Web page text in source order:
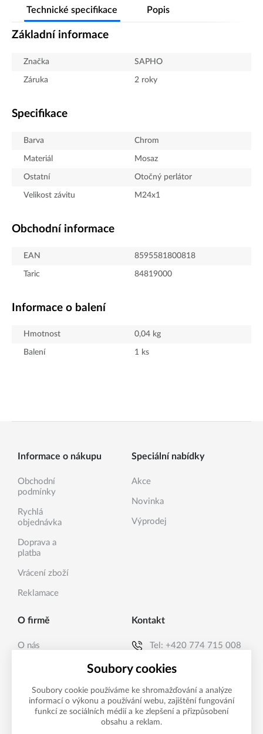
Technické specifikace Popis
Základní informace
Značka SAPHO
Záruka 2 roky
Specifikace
Barva Chrom
Materiál Mosaz
Ostatní Otočný perlátor
Velikost závitu M24x1
Obchodní informace
EAN 8595581800818
Taric 84819000
Informace o balení
Hmotnost 0,04 kg
Balení 1 ks
Informace o nákupu
Obchodní
podmínky
Rychlá
objednávka
Doprava a
platba
Vrácení zboží
Reklamace
Speciální nabídky
Akce
Novinka
Výprodej
O firmě
O nás
Kontakt
Tel: +420 774 715 008
E-mail:
Možnosti platby
Soubory cookies
Soubory cookie používáme ke shromažďování a analýze
informací o výkonu a používání webu, zajištění fungování
funkcí ze sociálních médií a ke zlepšení a přizpůsobení
obsahu a reklam.